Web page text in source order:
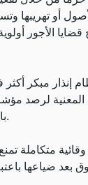
أو تهريبها
الأجور
إنذار مبكر
لرصد
بالإفصاح المبكر عن الأزمات المالية التي قد تؤثر على حقوق العاملين.
وقائية متكاملة
بعد ضياعها